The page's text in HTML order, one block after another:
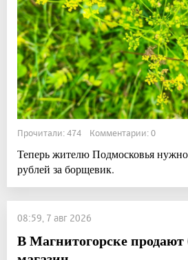
Прочитали: 474 Комментарии: 0
Теперь жителю Подмосковья нужно
рублей за борщевик.
08:59, 7 авг 2026
В Магнитогорске